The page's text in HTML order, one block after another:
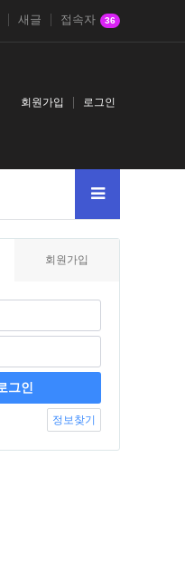
새글 접속자 36
회원가입 로그인
회원가입
정보찾기